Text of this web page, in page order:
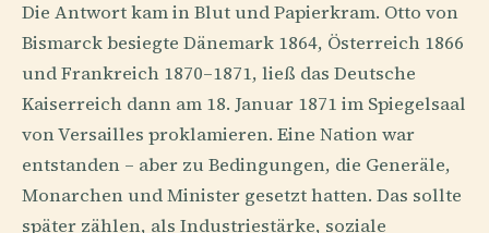
Die Antwort kam in Blut und Papierkram. Otto von
Bismarck besiegte Dänemark 1864, Österreich 1866
und Frankreich 1870–1871, ließ das Deutsche
Kaiserreich dann am 18. Januar 1871 im Spiegelsaal
von Versailles proklamieren. Eine Nation war
entstanden – aber zu Bedingungen, die Generäle,
Monarchen und Minister gesetzt hatten. Das sollte
später zählen, als Industriestärke, soziale